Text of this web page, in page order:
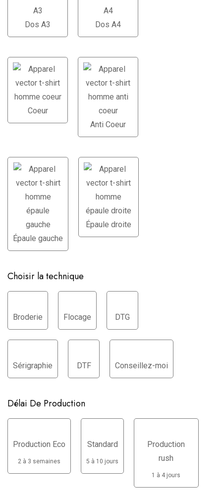
Dos A3 Dos A4
Coeur
Anti Coeur
Épaule gauche
Épaule droite
Choisir la technique
Broderie Flocage DTG
Sérigraphie DTF Conseillez-moi
Délai De Production
Production Eco
2 à 3 semaines
Standard
5 à 10 jours
Production
rush
1 à 4 jours